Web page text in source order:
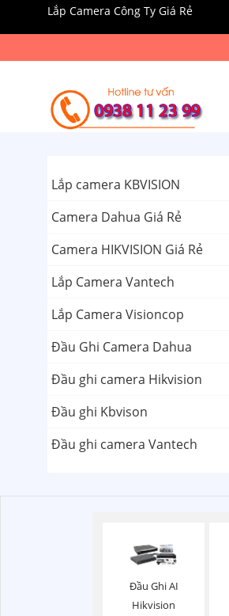
Lắp Camera Công Ty Giá Rẻ
Lắp camera KBVISION
Camera Dahua Giá Rẻ
Camera HIKVISION Giá Rẻ
Lắp Camera Vantech
Lắp Camera Visioncop
Đầu Ghi Camera Dahua
Đầu ghi camera Hikvision
Đầu ghi Kbvison
Đầu ghi camera Vantech
Đầu Ghi AI
Hikvision